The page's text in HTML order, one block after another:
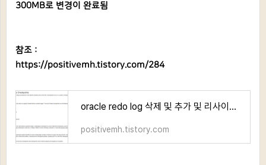
300MB로 변경이 완료됨
참조 :
https://positivemh.tistory.com/284
oracle redo log 삭제 및 추가 및 리사이즈 하기
positivemh.tistory.com